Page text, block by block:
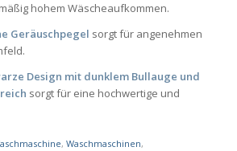
hohem Wäscheaufkommen.
Geräuschpegel sorgt für angenehmen
Design mit dunklem Bullauge und
sorgt für eine hochwertige und
, Waschmaschinen,